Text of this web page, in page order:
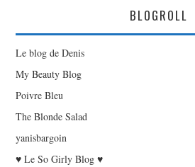
BLOGROLL
Le blog de Denis
My Beauty Blog
Poivre Bleu
The Blonde Salad
yanisbargoin
♥ Le So Girly Blog ♥